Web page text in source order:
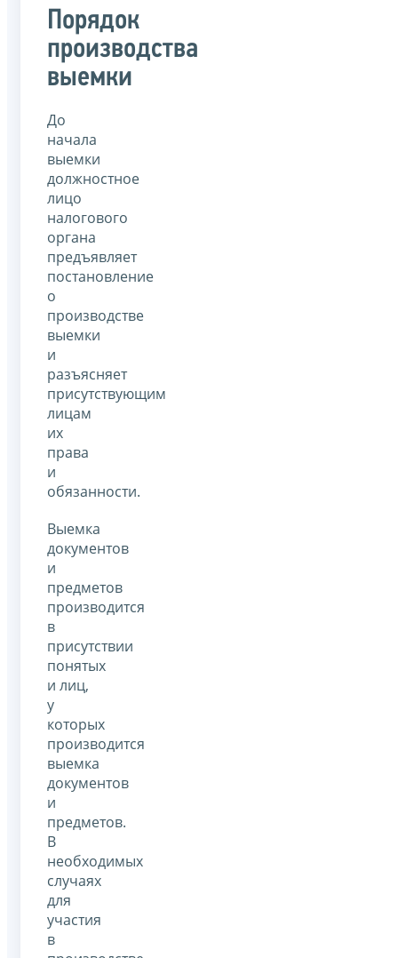
Порядок
производства
выемки
До
начала
выемки
должностное
лицо
налогового
органа
предъявляет
постановление
о
производстве
выемки
и
разъясняет
присутствующим
лицам
их
права
и
обязанности.
Выемка
документов
и
предметов
производится
в
присутствии
понятых
и лиц,
у
которых
производится
выемка
документов
и
предметов.
В
необходимых
случаях
для
участия
в